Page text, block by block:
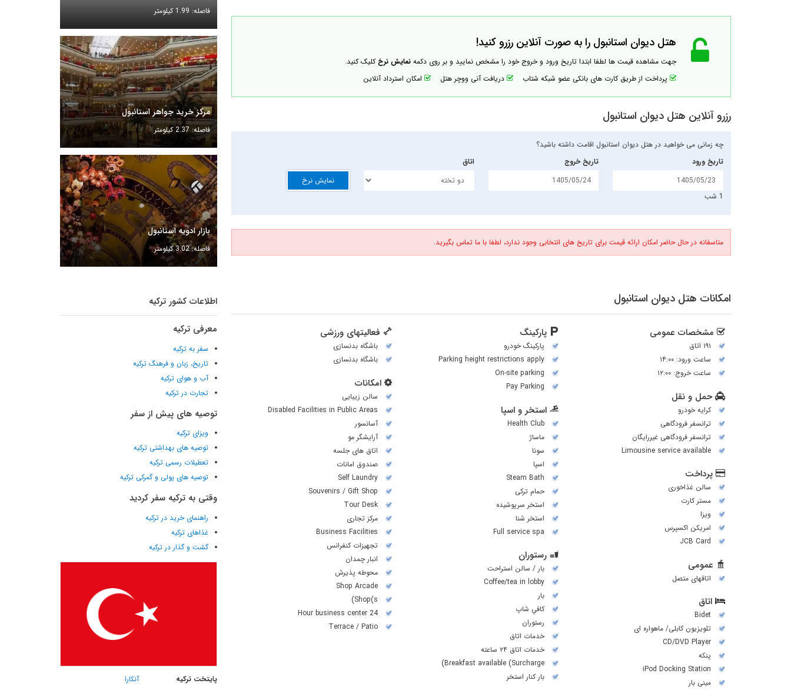
هتل دیوان استانبول را به صورت آنلاین رزرو کنید!
جهت مشاهده قیمت ها لطفا ابتدا تاریخ ورود و خروج خود را مشخص نمایید و بر روی دکمه نمایش نرخکلیک کنید.
پرداخت از طریق کارت های بانکی عضو شبکه شتاب
دریافت آنی ووچر هتل امکان استرداد آنلاین
رزرو آنلاین هتل دیوان استانبول
چه زمانی می خواهید در هتل دیوان استانبول اقامت داشته باشید؟
تاریخ ورود
1 شب
تاریخ خروج
اتاق
نمایش نرخ
متاسفانه در حال حاضر امکان ارائه قیمت برای تاریخ های انتخابی وجود ندارد، لطفا با ما تماس بگیرید.
امکانات هتل دیوان استانبول
مشخصات عمومی
۱۹۱ اتاق
ساعت ورود: ۱۴:۰۰
ساعت خروج: ۱۲:۰۰
حمل و نقل
کرایه خودرو
ترانسفر فرودگاهی
ترانسفر فرودگاهی غیررایگان
Limousine service available
پرداخت
سالن غذاخوری
مستر کارت
ویزا
امریکن اکسپرس
JCB Card
عمومی
اتاقهای متصل
اتاق
Bidet
تلویزیون کابلی/ ماهواره ای
CD/DVD Player
پنکه
iPod Docking Station
مینی بار
پارکینگ
پارکینگ خودرو
Parking height restrictions apply
On-site parking
Pay Parking
استخر و اسپا
Health Club
ماساژ
سونا
اسپا
Steam Bath
حمام ترکی
استخر سرپوشیده
استخر شنا
Full service spa
رستوران
بار / سالن استراحت
Coffee/tea in lobby
بار
کافي شاپ
رستوران
خدمات اتاق
خدمات اتاق ۲۴ ساعته
Breakfast available (Surcharge)
بار کنار استخر
فعالیتهای ورزشی
باشگاه بدنسازی
باشگاه بدنسازی
امکانات
سالن زیبایی
Disabled Facilities in Public Areas
آسانسور
آرایشگر مو
اتاق های جلسه
صندوق امانات
Self Laundry
Souvenirs / Gift Shop
Tour Desk
مرکز تجاری
Business Facilities
تجهیزات کنفرانس
انبار چمدان
محوطه پذیرش
Shop Arcade
Shop(s)
24 Hour business center
Terrace / Patio
فاصله: 1.99 کیلومتر
مرکز خرید جواهر استانبول
فاصله: 2.37 کیلومتر
بازار ادویه استانبول
فاصله: 3.02 کیلومتر
اطلاعات کشور ترکیه
معرفی ترکیه
سفر به ترکیه
تاریخ، زبان و فرهنگ ترکیه
آب و هوای ترکیه
تجارت در ترکیه
توصیه های پیش از سفر
ویزای ترکیه
توصیه های بهداشتی ترکیه
تعطیلات رسمی ترکیه
توصیه های پولی و گمرکی ترکیه
وقتی به ترکیه سفر کردید
راهنمای خرید در ترکیه
غذاهای ترکیه
گشت و گذار در ترکیه
پایتخت ترکیه آنکارا